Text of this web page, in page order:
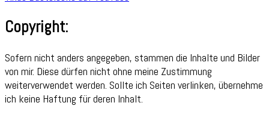
Copyright:
Sofern nicht anders angegeben, stammen die Inhalte und Bilder
von mir. Diese dürfen nicht ohne meine Zustimmung
weiterverwendet werden. Sollte ich Seiten verlinken, übernehme
ich keine Haftung für deren Inhalt.